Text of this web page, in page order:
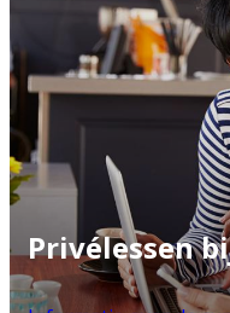
Privélessen